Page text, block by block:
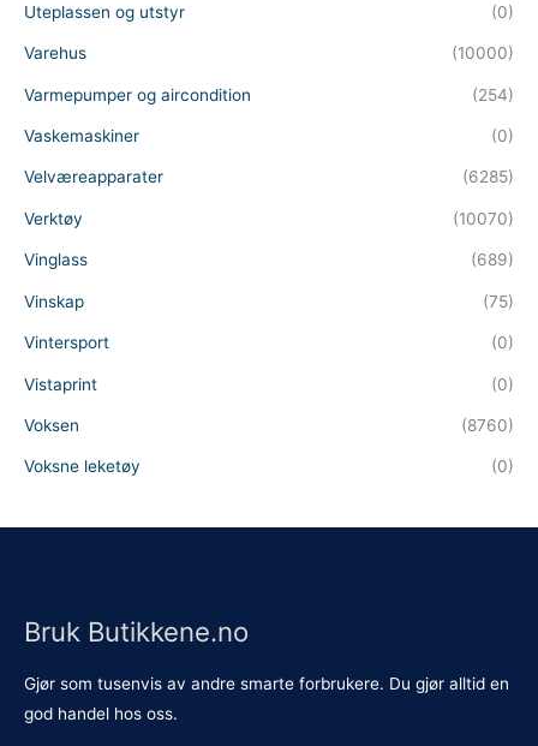
Uteplassen og utstyr (0)
Varehus (10000)
Varmepumper og aircondition (254)
Vaskemaskiner (0)
Velværeapparater (6285)
Verktøy (10070)
Vinglass (689)
Vinskap (75)
Vintersport (0)
Vistaprint (0)
Voksen (8760)
Voksne leketøy (0)
Bruk Butikkene.no
Gjør som tusenvis av andre smarte forbrukere. Du gjør alltid en
god handel hos oss.